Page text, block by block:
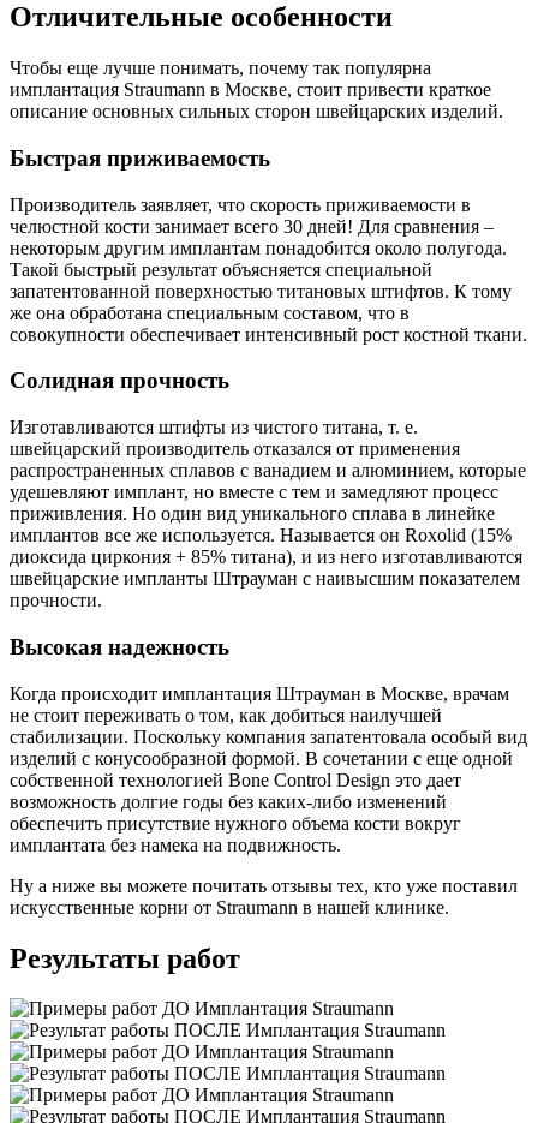
Отличительные особенности
Чтобы еще лучше понимать, почему так популярна
имплантация Straumann в Москве, стоит привести краткое
описание основных сильных сторон швейцарских изделий.
Быстрая приживаемость
Производитель заявляет, что скорость приживаемости в
челюстной кости занимает всего 30 дней! Для сравнения –
некоторым другим имплантам понадобится около полугода.
Такой быстрый результат объясняется специальной
запатентованной поверхностью титановых штифтов. К тому
же она обработана специальным составом, что в
совокупности обеспечивает интенсивный рост костной ткани.
Солидная прочность
Изготавливаются штифты из чистого титана, т. е.
швейцарский производитель отказался от применения
распространенных сплавов с ванадием и алюминием, которые
удешевляют имплант, но вместе с тем и замедляют процесс
приживления. Но один вид уникального сплава в линейке
имплантов все же используется. Называется он Roxolid (15%
диоксида циркония + 85% титана), и из него изготавливаются
швейцарские импланты Штрауман с наивысшим показателем
прочности.
Высокая надежность
Когда происходит имплантация Штрауман в Москве, врачам
не стоит переживать о том, как добиться наилучшей
стабилизации. Поскольку компания запатентовала особый вид
изделий с конусообразной формой. В сочетании с еще одной
собственной технологией Bone Control Design это дает
возможность долгие годы без каких-либо изменений
обеспечить присутствие нужного объема кости вокруг
имплантата без намека на подвижность.
Ну а ниже вы можете почитать отзывы тех, кто уже поставил
искусственные корни от Straumann в нашей клинике.
Результаты работ